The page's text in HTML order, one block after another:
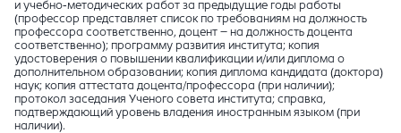
и учебно-методических работ за предыдущие годы работы
(профессор представляет список по требованиям на должность
профессора соответственно, доцент – на должность доцента
соответственно); программу развития института; копия
удостоверения о повышении квалификации и/или диплома о
дополнительном образовании; копия диплома кандидата (доктора)
наук; копия аттестата доцента/профессора (при наличии);
протокол заседания Ученого совета института; справка,
подтверждающий уровень владения иностранным языком (при
наличии).